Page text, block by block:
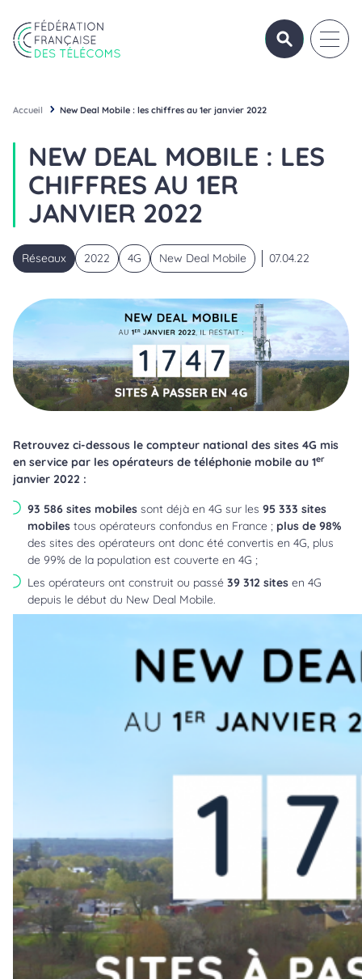
OUVRIR/
Accueil New Deal Mobile : les chiffres au 1er janvier 2022
NEW DEAL MOBILE : LES
CHIFFRES AU 1ER
JANVIER 2022
Réseaux 2022 4G New Deal Mobile 07.04.22
Retrouvez ci-dessous le compteur national des sites 4G mis
en service par les opérateurs de téléphonie mobile au 1er
janvier 2022 :
93 586 sites mobilessont déjà en 4G sur les 95 333 sites
mobilestous opérateurs confondus en France ; plus de 98%
des sites des opérateurs ont donc été convertis en 4G, plus
de 99% de la population est couverte en 4G ;
Les opérateurs ont construit ou passé 39 312 sitesen 4G
depuis le début du New Deal Mobile.